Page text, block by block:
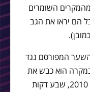
הוא חכם. ב-99 אחוז מהמקרים השומרים
הם יראו את הגב
המפורסם נגד
במקרה הוא כבש את
שער הניצחון של ספרד בגמר מונדיאל 2010, שבע דקות